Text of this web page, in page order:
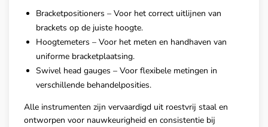
Bracketpositioners – Voor het correct uitlijnen van
brackets op de juiste hoogte.
Hoogtemeters – Voor het meten en handhaven van
uniforme bracketplaatsing.
Swivel head gauges – Voor flexibele metingen in
verschillende behandelposities.
Alle instrumenten zijn vervaardigd uit roestvrij staal en
ontworpen voor nauwkeurigheid en consistentie bij